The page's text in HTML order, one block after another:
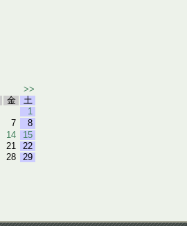
>>
金
土
1
7
8
14
15
21
22
28
29